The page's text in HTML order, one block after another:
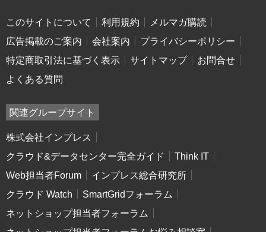
このサイトについて 利用規約
メルマガ購読
広告掲載のご案内
会社案内
プライバシーポリシー
特定商取引法に基づく表示
サイトマップ
お問合せ
よくある質問
関連グループサイト
株式会社インプレス
クラウド&データセンター完全ガイド
Think IT
Web担当者Forum
インプレス総合研究所
クラウド Watch
SmartGridフォーラム
ネットショップ担当者フォーラム